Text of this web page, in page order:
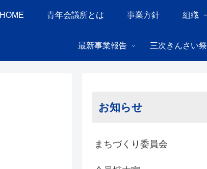
HOME 青年会議所とは 事業方針 組織
最新事業報告 三次きんさい祭
お知らせ
まちづくり委員会